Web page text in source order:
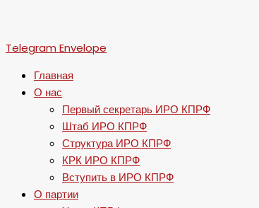
Telegram Envelope
Главная
О нас
Первый секретарь ИРО КПРФ
Штаб ИРО КПРФ
Структура ИРО КПРФ
КРК ИРО КПРФ
Вступить в ИРО КПРФ
О партии